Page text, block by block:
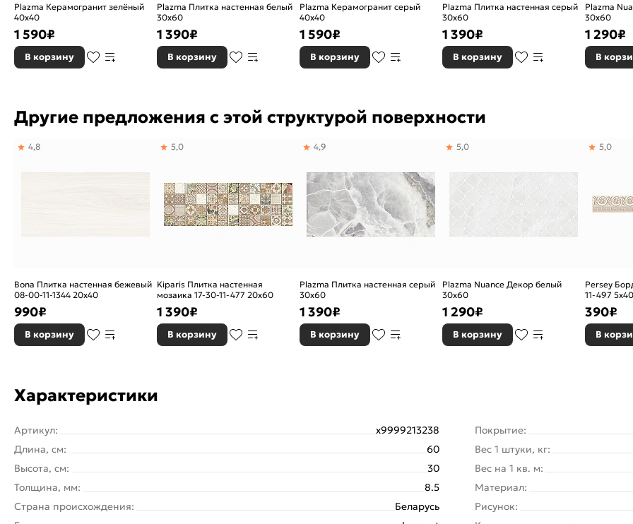
Plazma Керамогранит зелёный
40х40
1 590₽
В корзину
Plazma Плитка настенная белый
30х60
1 390₽
В корзину
Plazma Керамогранит серый
40х40
1 590₽
В корзину
Plazma Плитка настенная серый
30х60
1 390₽
В корзину
Plazma
30х60
1 290₽
В
Другие предложения с этой структурой поверхности
Bona Плитка настенная бежевый
08-00-11-1344 20х40
4,8
990₽
В корзину
Kiparis Плитка настенная
мозаика 17-30-11-477 20х60
5,0
1 390₽
В корзину
Plazma Плитка настенная серый
30х60
4,9
1 390₽
В корзину
Plazma Nuance Декор белый
30х60
5,0
1 290₽
В корзину
Persey
11-497 5х40
5,0
390₽
В
Характеристики
Артикул:
х9999213238
Длина, см:
60
Высота, см:
30
Толщина, мм:
8.5
Страна происхождения:
Беларусь
Покрытие:
Вес 1 штуки, кг:
Вес на 1 кв. м:
Материал:
Рисунок: